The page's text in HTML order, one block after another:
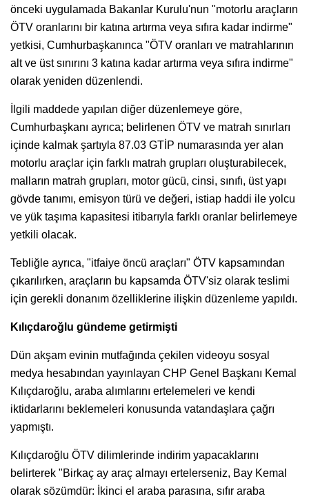
önceki uygulamada Bakanlar Kurulu'nun "motorlu araçların
ÖTV oranlarını bir katına artırma veya sıfıra kadar indirme"
yetkisi, Cumhurbaşkanınca "ÖTV oranları ve matrahlarının
alt ve üst sınırını 3 katına kadar artırma veya sıfıra indirme"
olarak yeniden düzenlendi.
İlgili maddede yapılan diğer düzenlemeye göre,
Cumhurbaşkanı ayrıca; belirlenen ÖTV ve matrah sınırları
içinde kalmak şartıyla 87.03 GTİP numarasında yer alan
motorlu araçlar için farklı matrah grupları oluşturabilecek,
malların matrah grupları, motor gücü, cinsi, sınıfı, üst yapı
gövde tanımı, emisyon türü ve değeri, istiap haddi ile yolcu
ve yük taşıma kapasitesi itibarıyla farklı oranlar belirlemeye
yetkili olacak.
Tebliğle ayrıca, "itfaiye öncü araçları" ÖTV kapsamından
çıkarılırken, araçların bu kapsamda ÖTV'siz olarak teslimi
için gerekli donanım özelliklerine ilişkin düzenleme yapıldı.
Kılıçdaroğlu gündeme getirmişti
Dün akşam evinin mutfağında çekilen videoyu sosyal
medya hesabından yayınlayan CHP Genel Başkanı Kemal
Kılıçdaroğlu, araba alımlarını ertelemeleri ve kendi
iktidarlarını beklemeleri konusunda vatandaşlara çağrı
yapmıştı.
Kılıçdaroğlu ÖTV dilimlerinde indirim yapacaklarını
belirterek "Birkaç ay araç almayı ertelerseniz, Bay Kemal
olarak sözümdür: İkinci el araba parasına, sıfır araba